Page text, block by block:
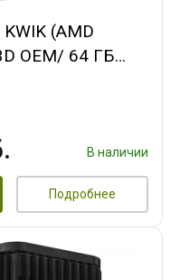
(AMD
OEM/ 64 ГБ
PROART OC
В наличии
Подробнее